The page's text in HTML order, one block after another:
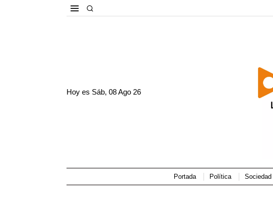
Hoy es Sáb, 08 Ago 26
Portada Política Sociedad